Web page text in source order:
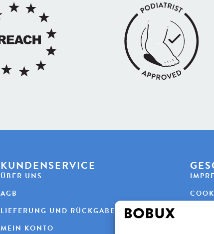
KUNDENSERVICE
ÜBER UNS
AGB
LIEFERUNG UND RÜCKGABE
MEIN KONTO